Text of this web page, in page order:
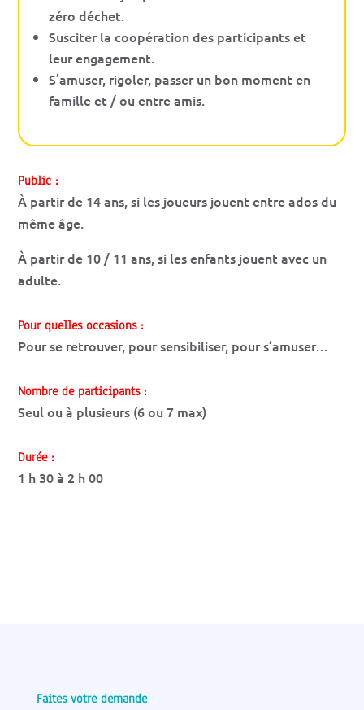
zéro déchet.
Susciter la coopération des participants et
leur engagement.
S’amuser, rigoler, passer un bon moment en
famille et / ou entre amis.
Public :
À partir de 14 ans, si les joueurs jouent entre ados du
même âge.
À partir de 10 / 11 ans, si les enfants jouent avec un
adulte.
Pour quelles occasions :
Pour se retrouver, pour sensibiliser, pour s’amuser…
Nombre de participants :
Seul ou à plusieurs (6 ou 7 max)
Durée :
1 h 30 à 2 h 00
Faites votre demande